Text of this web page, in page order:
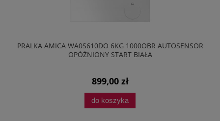
PRALKA AMICA WA0S610DO 6KG 1000OBR AUTOSENSOR
OPÓŹNIONY START BIAŁA
899,00 zł
do koszyka